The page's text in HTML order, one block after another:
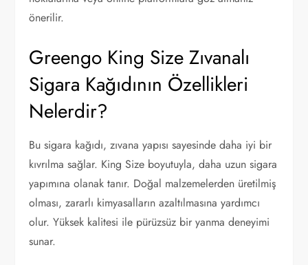
önerilir.
Greengo King Size Zıvanalı
Sigara Kağıdının Özellikleri
Nelerdir?
Bu sigara kağıdı, zıvana yapısı sayesinde daha iyi bir
kıvrılma sağlar. King Size boyutuyla, daha uzun sigara
yapımına olanak tanır. Doğal malzemelerden üretilmiş
olması, zararlı kimyasalların azaltılmasına yardımcı
olur. Yüksek kalitesi ile pürüzsüz bir yanma deneyimi
sunar.